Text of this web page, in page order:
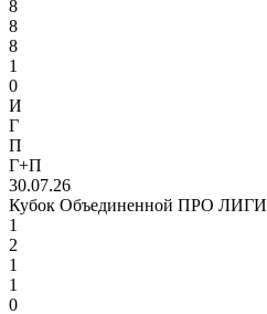
8
8
8
1
0
И
Г
П
Г+П
30.07.26
Кубок Объединенной ПРО ЛИГИ
1
2
1
1
0